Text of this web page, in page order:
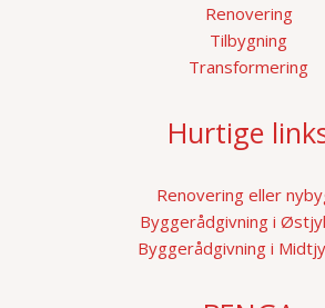
Renovering
Tilbygning
Transformering
Hurtige
Renovering eller
Byggerådgivning i
Byggerådgivning i